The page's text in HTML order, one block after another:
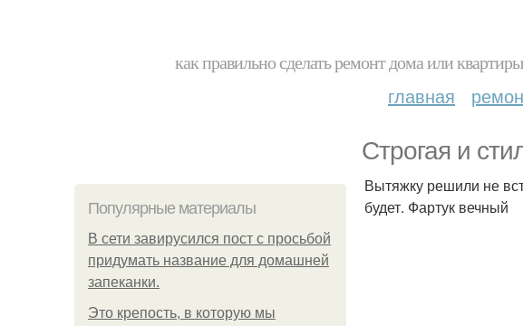
как правильно сделать ремонт дома или
главная
Строгая и
Популярные материалы
В сети завирусился пост с просьбой
придумать название для домашней
запеканки.
Это крепость, в которую мы
Вытяжку решили не
будет. Фартук вечный